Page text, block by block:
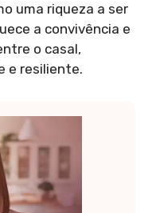
uma riqueza a ser
a convivência e
o casal,
e resiliente.